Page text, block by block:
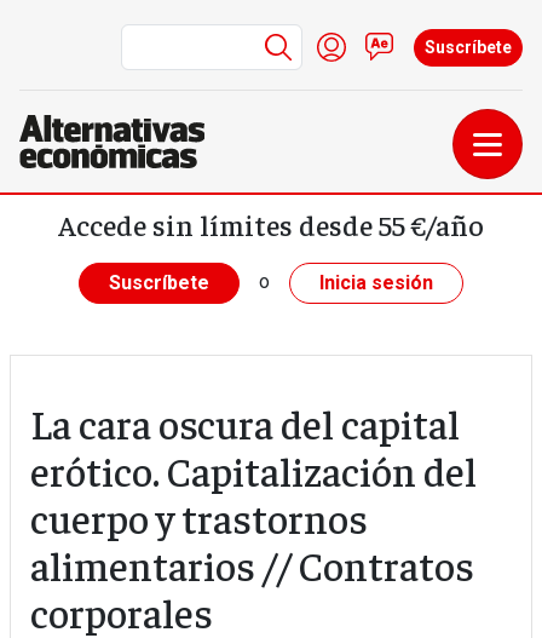
Pasar al contenido principal
Menú de cuenta de
Iniciar sesión
Contacto
Suscríbete
Accede sin límites desde 55 €/año
Suscríbete o Inicia sesión
La cara oscura del capital
erótico. Capitalización del
cuerpo y trastornos
alimentarios // Contratos
corporales